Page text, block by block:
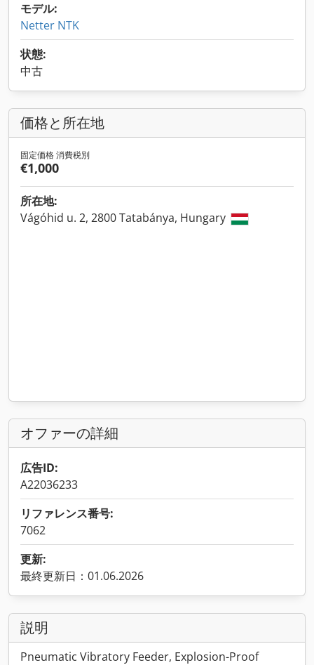
モデル:
Netter NTK
状態:
中古
価格と所在地
固定価格 消費税別
€1,000
所在地:
Vágóhid u. 2, 2800 Tatabánya, Hungary
オファーの詳細
広告ID:
A22036233
リファレンス番号:
7062
更新:
最終更新日：01.06.2026
説明
Pneumatic Vibratory Feeder, Explosion-Proof